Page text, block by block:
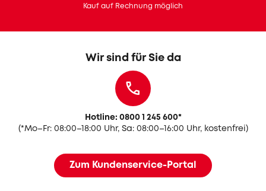
Kauf auf Rechnung möglich
Wir sind für Sie da
Hotline: 0800 1 245 600*
(*Mo–Fr: 08:00–18:00 Uhr, Sa: 08:00–16:00 Uhr, kostenfrei)
Zum Kundenservice-Portal